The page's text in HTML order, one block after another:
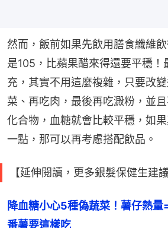
然而，飯前如果先飲用膳食纖維
是105，比蘋果醋來得還要平穩！
充，其實不用這麼複雜，只要改
菜、再吃肉，最後再吃澱粉，並
化合物，血糖就會比較平穩，如
一點，那可以再考慮搭配飲品。
【延伸閱讀，更多銀髮保健生建議
降血糖小心5種偽蔬菜！薯仔熱
番薯要這樣吃